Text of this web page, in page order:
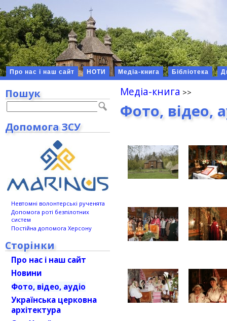
Про нас і наш сайт НОТИ Медіа-книга Бібліотека
Медіа-книга
Фото, відео,
Пошук
Допомога ЗСУ
Невтомні волонтерські рученята
Допомога роті безпілотних
систем
Постійна допомога Херсону
Сторінки
Про нас і наш сайт
Новини
Фото, відео, аудіо
Українська церковна
архітектура